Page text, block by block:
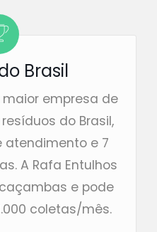
Brasil
maior empresa de
do Brasil,
atendimento e 7
A Rafa Entulhos
e pode
coletas/mês.